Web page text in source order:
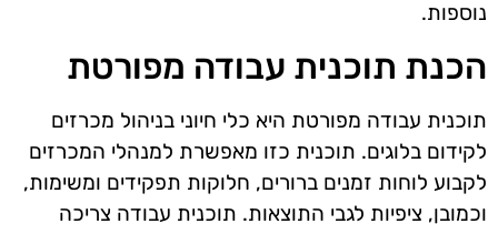
נוספות.
הכנת תוכנית עבודה מפורטת
תוכנית עבודה מפורטת היא כלי חיוני בניהול מכרזים
לקידום בלוגים. תוכנית כזו מאפשרת למנהלי המכרזים
לקבוע לוחות זמנים ברורים, חלוקות תפקידים ומשימות,
וכמובן, ציפיות לגבי התוצאות. תוכנית עבודה צריכה